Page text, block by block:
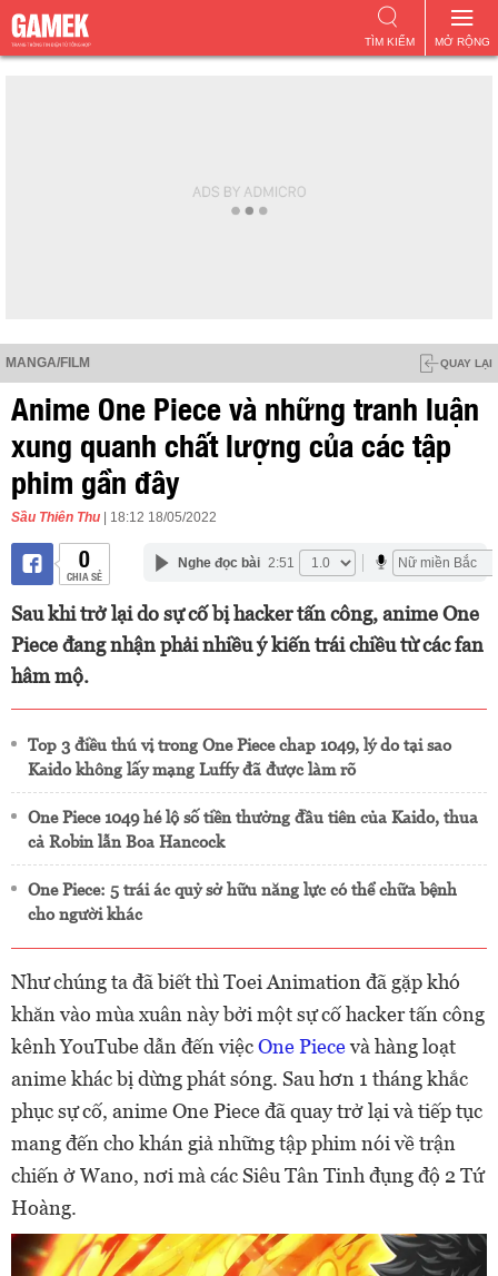
MỞ RỘNG
TÌM KIẾM
MANGA/FILM QUAY LẠI
Anime One Piece và những tranh luận
xung quanh chất lượng của các tập
phim gần đây
Sầu Thiên Thu | 18:12 18/05/2022
0
CHIA SẺ
Nghe đọc bài 2:51
Sau khi trở lại do sự cố bị hacker tấn công, anime One
Piece đang nhận phải nhiều ý kiến trái chiều từ các fan
hâm mộ.
Top 3 điều thú vị trong One Piece chap 1049, lý do tại sao
Kaido không lấy mạng Luffy đã được làm rõ
One Piece 1049 hé lộ số tiền thưởng đầu tiên của Kaido, thua
cả Robin lẫn Boa Hancock
One Piece: 5 trái ác quỷ sở hữu năng lực có thể chữa bệnh
cho người khác
Như chúng ta đã biết thì Toei Animation đã gặp khó
khăn vào mùa xuân này bởi một sự cố hacker tấn công
kênh YouTube dẫn đến việcOne Piecevà hàng loạt
anime khác bị dừng phát sóng. Sau hơn 1 tháng khắc
phục sự cố, anime One Piece đã quay trở lại và tiếp tục
mang đến cho khán giả những tập phim nói về trận
chiến ở Wano, nơi mà các Siêu Tân Tinh đụng độ 2 Tứ
Hoàng.